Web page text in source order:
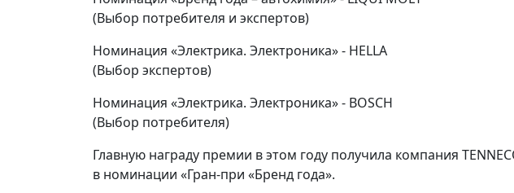
(Выбор потребителя и экспертов)
Номинация «Электрика. Электроника» - HELLA
(Выбор экспертов)
Номинация «Электрика. Электроника» - BOSCH
(Выбор потребителя)
Главную награду премии в этом году получила компания
в номинации «Гран-при «Бренд года».